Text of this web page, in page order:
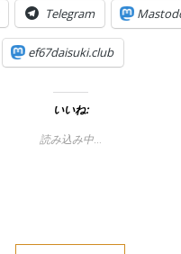
Telegram
ef67daisuki.club
いいね:
読み込み中…